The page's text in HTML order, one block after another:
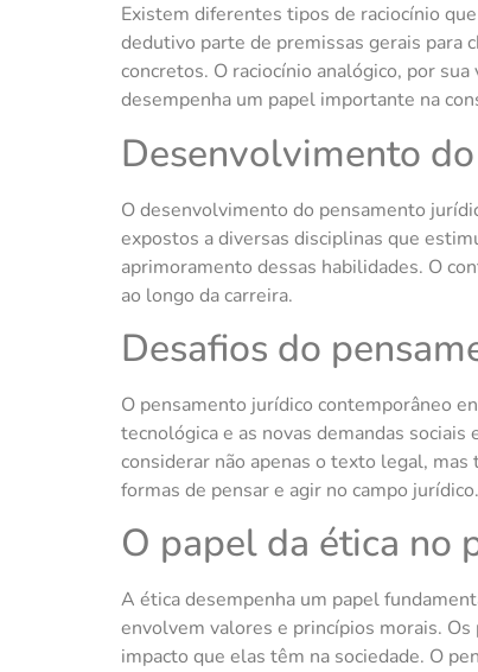
Existem diferentes tipos de raciocínio
dedutivo parte de premissas gerais para
concretos. O raciocínio analógico, por
desempenha um papel importante na
Desenvolvimento
O desenvolvimento do pensamento
expostos a diversas disciplinas que
aprimoramento dessas habilidades. O
ao longo da carreira.
Desafios do
O pensamento jurídico contemporâneo
tecnológica e as novas demandas
considerar não apenas o texto legal,
formas de pensar e agir no campo jurídico.
O papel da ética no
A ética desempenha um papel
envolvem valores e princípios morais.
impacto que elas têm na sociedade. O